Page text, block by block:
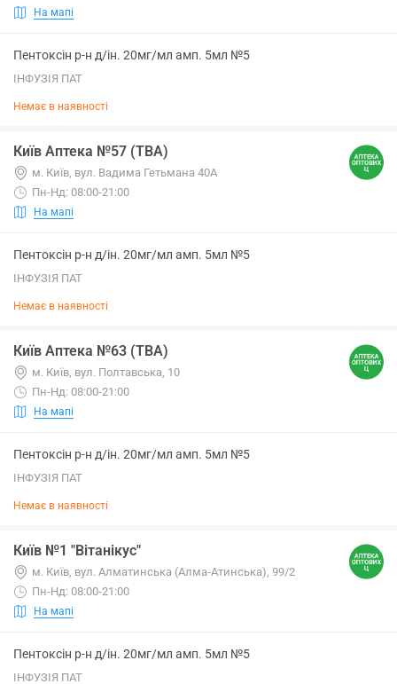
На мапі
Пентоксін р-н д/ін. 20мг/мл амп. 5мл №5
ІНФУЗІЯ ПАТ
Немає в наявності
Київ Аптека №57 (ТВА)
м. Київ, вул. Вадима Гетьмана 40А
Пн-Нд: 08:00-21:00
На мапі
Пентоксін р-н д/ін. 20мг/мл амп. 5мл №5
ІНФУЗІЯ ПАТ
Немає в наявності
Київ Аптека №63 (ТВА)
м. Київ, вул. Полтавська, 10
Пн-Нд: 08:00-21:00
На мапі
Пентоксін р-н д/ін. 20мг/мл амп. 5мл №5
ІНФУЗІЯ ПАТ
Немає в наявності
Київ №1 "Вітанікус"
м. Київ, вул. Алматинська (Алма-Атинська), 99/2
Пн-Нд: 08:00-21:00
На мапі
Пентоксін р-н д/ін. 20мг/мл амп. 5мл №5
ІНФУЗІЯ ПАТ